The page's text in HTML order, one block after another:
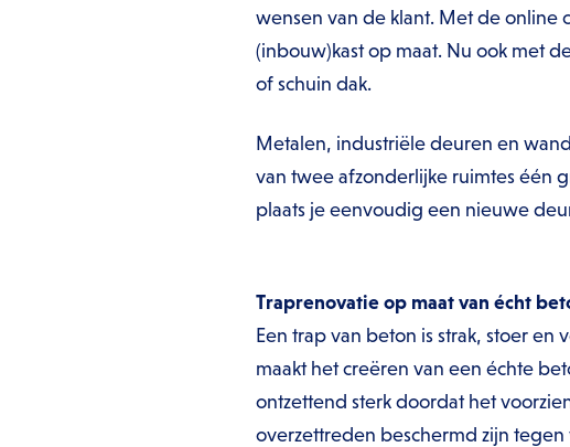
wensen van de klant. Met de
(inbouw)kast op maat. Nu ook met
of schuin dak.
Metalen, industriële deuren en
van twee afzonderlijke ruimtes één
plaats je eenvoudig een nieuwe
Traprenovatie op maat van écht
Een trap van beton is strak, stoer
maakt het creëren van een échte
ontzettend sterk doordat het
overzettreden beschermd zijn